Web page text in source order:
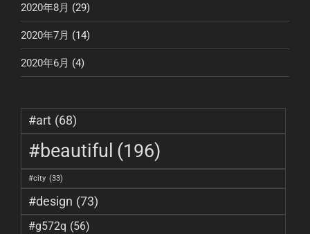
2020年8月 (29)
2020年7月 (14)
2020年6月 (4)
#art (68)
#beautiful (196)
#city (33)
#design (73)
#g572q (56)